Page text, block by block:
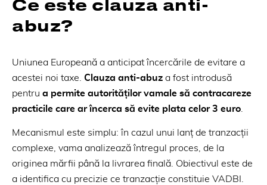
Ce este clauza anti-
abuz?
Uniunea Europeană a anticipat încercările de evitare a
acestei noi taxe. Clauza anti-abuz a fost introdusă
pentru a permite autorităților vamale să contracareze
practicile care ar încerca să evite plata celor 3 euro
Mecanismul este simplu: în cazul unui lanț de tranzacții
complexe, vama analizează întregul proces, de la
originea mărfii până la livrarea finală. Obiectivul este de
a identifica cu precizie ce tranzacție constituie VADBI.